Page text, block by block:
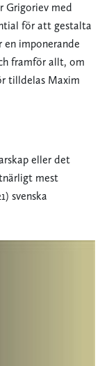
Grigoriev med
för att gestalta
en imponerande
framför allt, om
tilldelas Maxim
eller det
mest
svenska